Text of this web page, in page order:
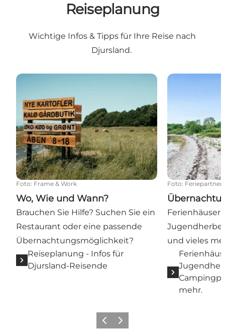
Reiseplanung
Wichtige Infos & Tipps für Ihre Reise nach
Djursland.
Wo, Wie und Wann?
Foto: Frame & Work
Wo, Wie und Wann?
Brauchen Sie Hilfe? Suchen Sie ein
Restaurant oder eine passende
Übernachtungsmöglichkeit?
Reiseplanung - Infos für
Djursland-Reisende
Foto: Feriepartner
Ferienhäuser,
und vieles
mehr.
ZurückWeiter